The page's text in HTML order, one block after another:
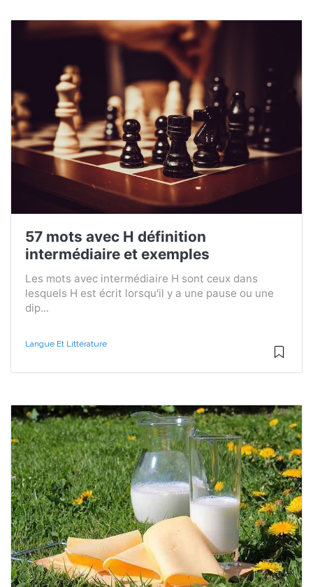
57 mots avec H définition
intermédiaire et exemples
Les mots avec intermédiaire H sont ceux dans
lesquels H est écrit lorsqu'il y a une pause ou une
dip...
Langue Et Littérature